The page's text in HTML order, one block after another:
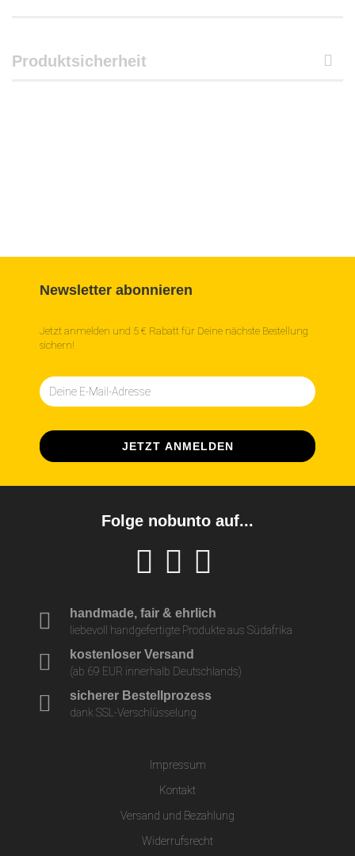
Produktsicherheit
Newsletter abonnieren
Jetzt anmelden und 5 € Rabatt für Deine nächste Bestellung
sichern!
Folge nobunto auf...
handmade, fair & ehrlich
liebevoll handgefertigte Produkte aus Südafrika
kostenloser Versand
(ab 69 EUR innerhalb Deutschlands)
sicherer Bestellprozess
dank SSL-Verschlüsselung
Impressum
Kontakt
Versand und Bezahlung
Widerrufsrecht